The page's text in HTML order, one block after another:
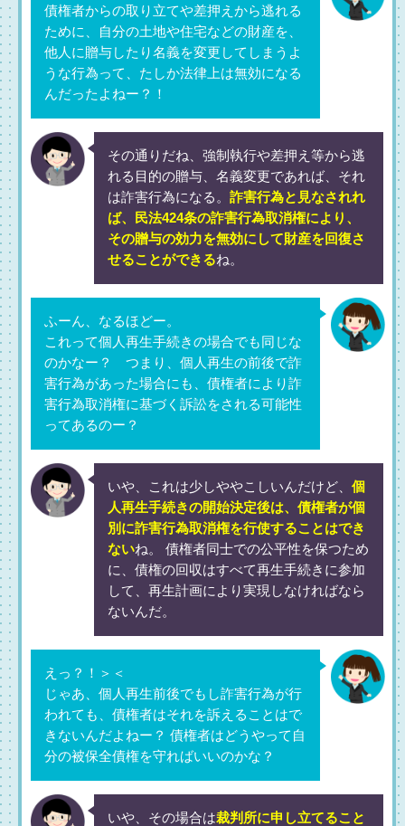
債権者からの取り立てや差押えから逃れる
ために、自分の土地や住宅などの財産を、
他人に贈与したり名義を変更してしまうよ
うな行為って、たしか法律上は無効になる
んだったよねー？！
その通りだね、強制執行や差押え等から逃
れる目的の贈与、名義変更であれば、それ
は詐害行為になる。 詐害行為と見なされれ
ば、民法424条の詐害行為取消権により、
その贈与の効力を無効にして財産を回復さ
せることができるね。
ふーん、なるほどー。
これって個人再生手続きの場合でも同じな
のかなー？ つまり、個人再生の前後で詐
害行為があった場合にも、債権者により詐
害行為取消権に基づく訴訟をされる可能性
ってあるのー？
いや、これは少しややこしいんだけど、 個
人再生手続きの開始決定後は、債権者が個
別に詐害行為取消権を行使することはでき
ないね。 債権者同士での公平性を保つため
に、債権の回収はすべて再生手続きに参加
して、再生計画により実現しなければなら
ないんだ。
えっ？！＞＜
じゃあ、個人再生前後でもし詐害行為が行
われても、債権者はそれを訴えることはで
きないんだよねー？ 債権者はどうやって自
分の被保全債権を守ればいいのかな？
いや、その場合は裁判所に申し立てること